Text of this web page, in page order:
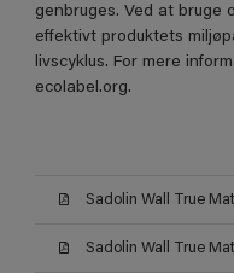
genbruges. Ved at bruge
effektivt produktets
livscyklus. For mere
ecolabel.org.
Sadolin Wall True